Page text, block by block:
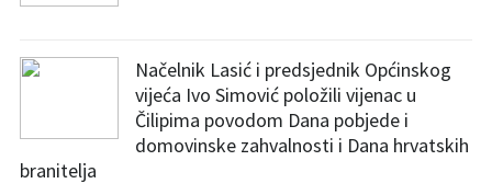
Načelnik Lasić i predsjednik Općinskog
vijeća Ivo Simović položili vijenac u
Čilipima povodom Dana pobjede i
domovinske zahvalnosti i Dana hrvatskih
branitelja